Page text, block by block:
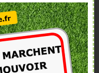
Éditeur)